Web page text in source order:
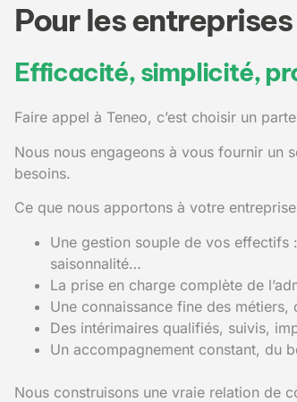
Pour les entreprises
Efficacité, simplicité,
Faire appel à Teneo, c’est choisir un
Nous nous engageons à vous fournir un
besoins.
Ce que nous apportons à votre
Une gestion souple de vos effectifs
saisonnalité…
La prise en charge complète de
Une connaissance fine des
Des intérimaires qualifiés, suivis,
Un accompagnement constant, du
Nous construisons une vraie relation de